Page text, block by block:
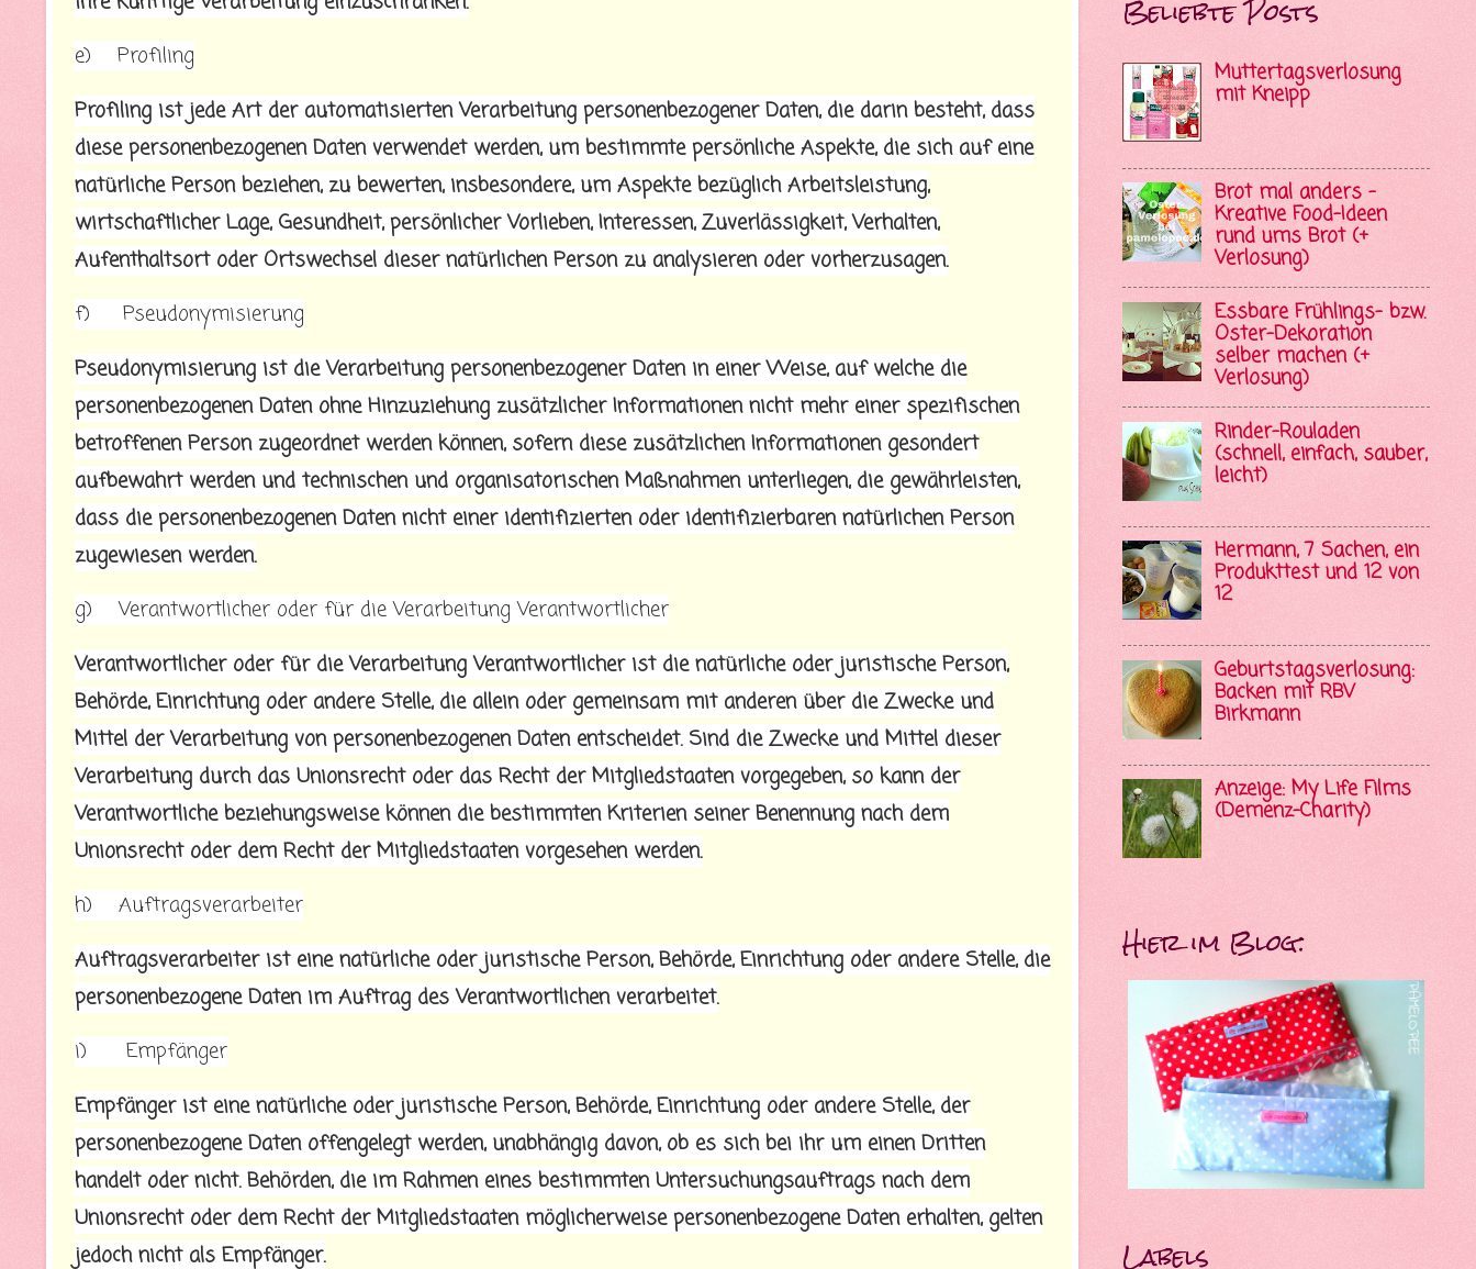
e) Profiling
Profiling ist jede Art der automatisierten Verarbeitung personenbezogener Daten, die darin besteht, dass
diese personenbezogenen Daten verwendet werden, um bestimmte persönliche Aspekte, die sich auf eine
natürliche Person beziehen, zu bewerten, insbesondere, um Aspekte bezüglich Arbeitsleistung,
wirtschaftlicher Lage, Gesundheit, persönlicher Vorlieben, Interessen, Zuverlässigkeit, Verhalten,
Aufenthaltsort oder Ortswechsel dieser natürlichen Person zu analysieren oder vorherzusagen.
f) Pseudonymisierung
Pseudonymisierung ist die Verarbeitung personenbezogener Daten in einer Weise, auf welche die
personenbezogenen Daten ohne Hinzuziehung zusätzlicher Informationen nicht mehr einer spezifischen
betroffenen Person zugeordnet werden können, sofern diese zusätzlichen Informationen gesondert
aufbewahrt werden und technischen und organisatorischen Maßnahmen unterliegen, die gewährleisten,
dass die personenbezogenen Daten nicht einer identifizierten oder identifizierbaren natürlichen Person
zugewiesen werden.
g) Verantwortlicher oder für die Verarbeitung Verantwortlicher
Verantwortlicher oder für die Verarbeitung Verantwortlicher ist die natürliche oder juristische Person,
Behörde, Einrichtung oder andere Stelle, die allein oder gemeinsam mit anderen über die Zwecke und
Mittel der Verarbeitung von personenbezogenen Daten entscheidet. Sind die Zwecke und Mittel dieser
Verarbeitung durch das Unionsrecht oder das Recht der Mitgliedstaaten vorgegeben, so kann der
Verantwortliche beziehungsweise können die bestimmten Kriterien seiner Benennung nach dem
Unionsrecht oder dem Recht der Mitgliedstaaten vorgesehen werden.
h) Auftragsverarbeiter
Auftragsverarbeiter ist eine natürliche oder juristische Person, Behörde, Einrichtung oder andere Stelle, die
personenbezogene Daten im Auftrag des Verantwortlichen verarbeitet.
i) Empfänger
Empfänger ist eine natürliche oder juristische Person, Behörde, Einrichtung oder andere Stelle, der
personenbezogene Daten offengelegt werden, unabhängig davon, ob es sich bei ihr um einen Dritten
handelt oder nicht. Behörden, die im Rahmen eines bestimmten Untersuchungsauftrags nach dem
Unionsrecht oder dem Recht der Mitgliedstaaten möglicherweise personenbezogene Daten erhalten, gelten
jedoch nicht als Empfänger.
Beliebte Posts
Muttertagsverlosung
mit Kneipp
Brot mal anders -
Kreative Food-Ideen
rund ums Brot (+
Verlosung)
Essbare Frühlings- bzw.
Oster-Dekoration
selber machen (+
Verlosung)
Rinder-Rouladen
(schnell, einfach, sauber,
leicht)
Hermann, 7 Sachen, ein
Produkttest und 12 von
12
Geburtstagsverlosung:
Backen mit RBV
Birkmann
Anzeige: My Life Films
(Demenz-Charity)
Hier im Blog:
Labels